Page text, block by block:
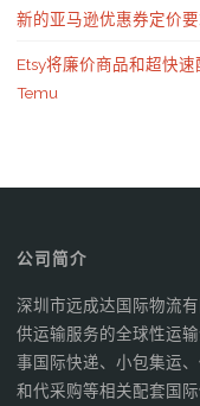
新的亚马逊优惠券定价
Etsy将廉价商品和超快
Temu
公司简介
深圳市远成达国际物流
供运输服务的全球性运
事国际快递、小包集运
和代采购等相关配套国